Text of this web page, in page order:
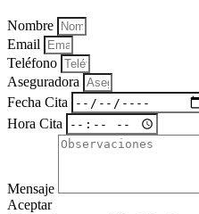
Nombre
Email
Teléfono
Aseguradora
Fecha Cita
Hora Cita
Mensaje
Aceptar